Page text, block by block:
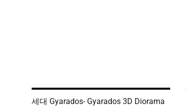
세대 Gyarados- Gyarados 3D Diorama